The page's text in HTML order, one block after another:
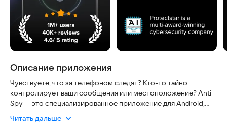
Описание приложения
Чувствуете, что за телефоном следят? Кто-то тайно
контролирует ваши сообщения или местоположение? Anti
Spy — это специализированное приложение для Android,
нарушающих вашу приватность. Оно работает даже с
Читать дальше